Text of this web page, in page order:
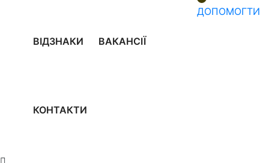
ВІДЗНАКИ ВАКАНСІЇ
КОНТАКТИ
ДОПОМОГТИ